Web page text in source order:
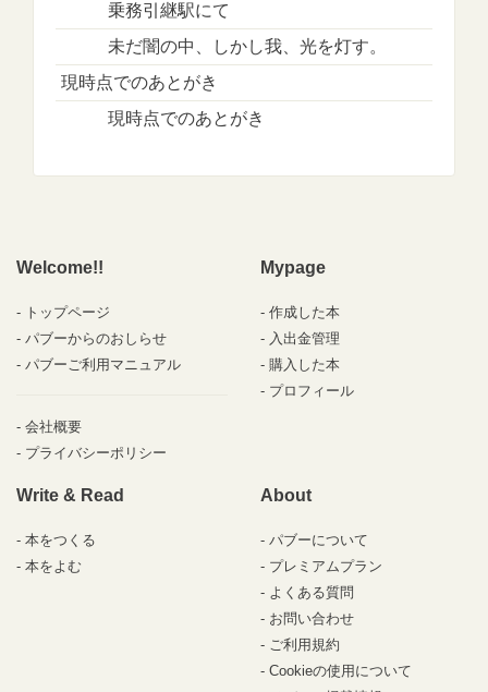
乗務引継駅にて
未だ闇の中、しかし我、光を灯す。
現時点でのあとがき
現時点でのあとがき
Welcome!!
トップページ
パブーからのおしらせ
パブーご利用マニュアル
会社概要
プライバシーポリシー
Mypage
作成した本
入出金管理
購入した本
プロフィール
Write & Read
本をつくる
本をよむ
About
パブーについて
プレミアムプラン
よくある質問
お問い合わせ
ご利用規約
Cookieの使用について